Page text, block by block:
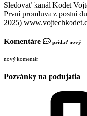
Sledovať kanál Kodet
První promluva z postní
2025)
Komentáre pridať nový
nový komentár
Pozvánky na podujatia